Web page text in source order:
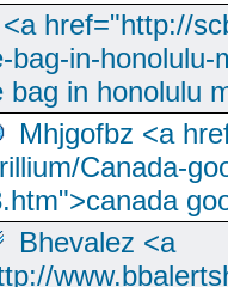
<a href="http://
bag-in-
bag in honolulu
Mhjgofbz <a
Canada-
Bhevalez <a